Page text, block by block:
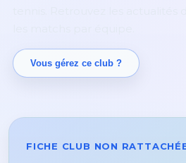
Vous gérez ce club ?
FICHE CLUB NON